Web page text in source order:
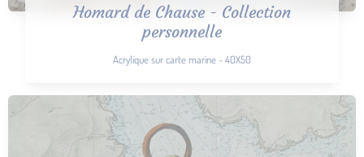
Homard de Chause - Collection
personnelle
Acrylique sur carte marine - 40X50